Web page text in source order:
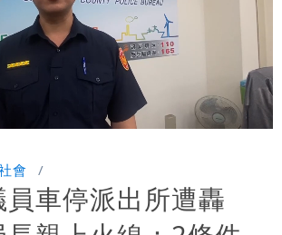
路徑分歧藏警訊：不利強度維持
80.94%
會
員車停派出所遭轟